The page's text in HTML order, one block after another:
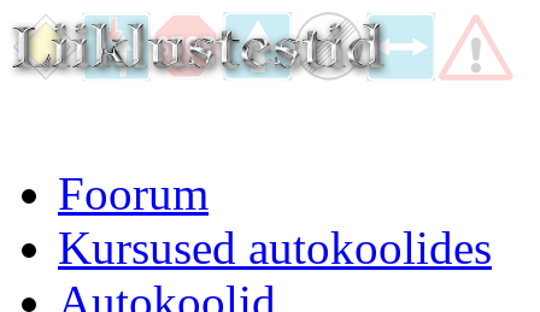
Foorum
Kursused autokoolides